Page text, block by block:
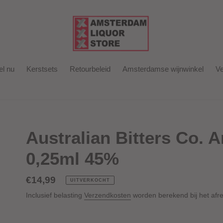
nu Kerstsets Retourbeleid Amsterdamse wijnwinkel
Australian Bitters Co.
0,25ml 45%
Normale
prijs
€14,99 UITVERKOCHT
Inclusief belastingVerzendkosten worden berekend bij het